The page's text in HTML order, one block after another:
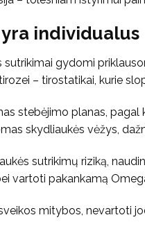
individualus
gydomi
– tirostatikai, kurie
stebėjimo planas, pagal
skydliaukės vėžys,
sutrikimų riziką,
vartoti pakankamą
mitybos, nevartoti